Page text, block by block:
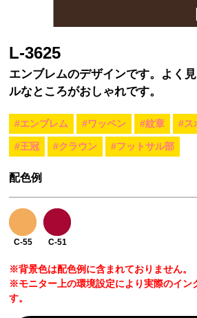
L-3625
エンブレムのデザインです。よく
ルなところがおしゃれです。
#エンブレム #ワッペン #紋章 #ス
#王冠 #クラウン #フットサル部
配色例
C-55 C-51
※背景色は配色例に含まれておりません。
※モニター上の環境設定により実際のイン
す。